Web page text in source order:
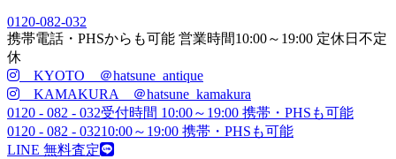
0120-082-032
携帯電話・PHSからも可能 営業時間10:00～ 19:00 定休日 不定
休
KYOTO ＠hatsune_antique
KAMAKURA ＠hatsune_kamakura
0120 - 082 - 032受付時間 10:00～19:00 携帯・PHSも可能
0120 - 082 - 03210:00～19:00 携帯・PHSも可能
LINE 無料査定